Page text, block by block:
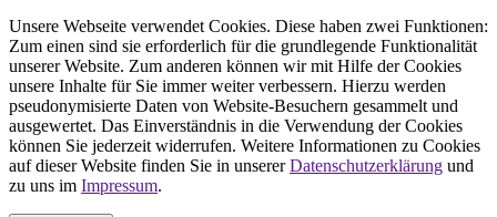
Unsere Webseite verwendet Cookies. Diese haben zwei Funktionen:
Zum einen sind sie erforderlich für die grundlegende Funktionalität
unserer Website. Zum anderen können wir mit Hilfe der Cookies
unsere Inhalte für Sie immer weiter verbessern. Hierzu werden
pseudonymisierte Daten von Website-Besuchern gesammelt und
ausgewertet. Das Einverständnis in die Verwendung der Cookies
können Sie jederzeit widerrufen. Weitere Informationen zu Cookies
auf dieser Website finden Sie in unsererDatenschutzerklärung und
zu uns im Impressum.